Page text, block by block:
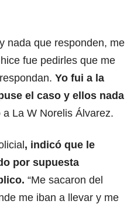
nada que responden, me
fue pedirles que me
Yo fui a la
el caso y ellos nada
a La W Norelis Álvarez.
, indicó que le
por supuesta
“Me sacaron del
me iban a llevar y me